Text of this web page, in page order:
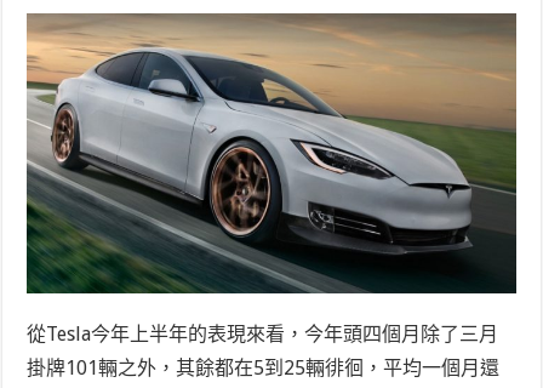
從Tesla今年上半年的表現來看，今年頭四個月除了三月
掛牌101輛之外，其餘都在5到25輛徘徊，平均一個月還